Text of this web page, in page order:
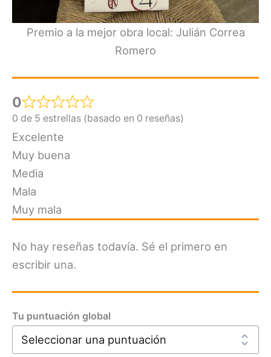
Premio a la mejor obra local: Julián Correa
Romero
0
0 de 5 estrellas (basado en 0 reseñas)
Excelente
Muy buena
Media
Mala
Muy mala
No hay reseñas todavía. Sé el primero en
escribir una.
Tu puntuación global